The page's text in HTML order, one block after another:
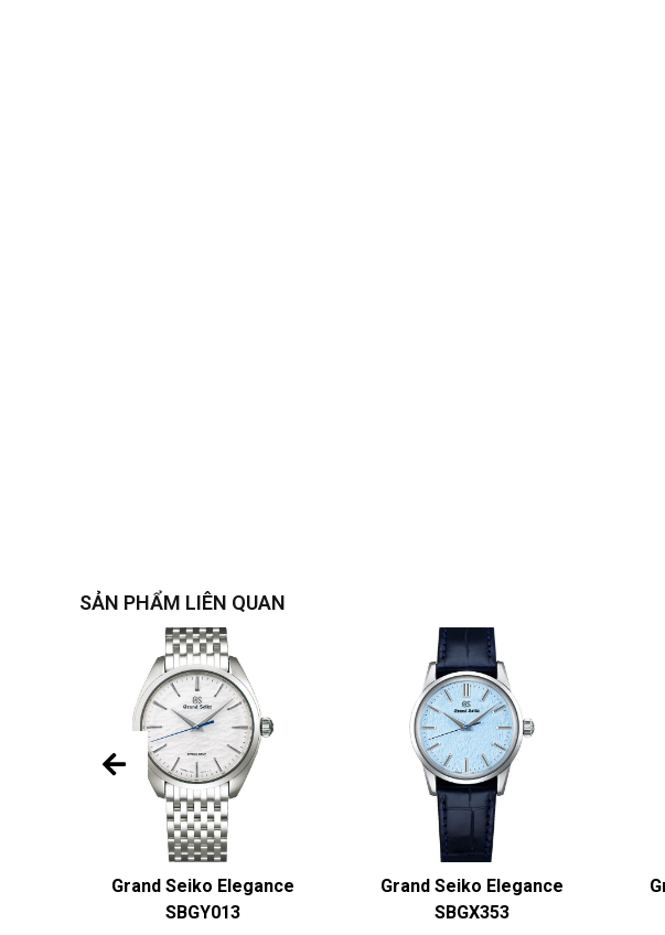
SẢN PHẨM LIÊN QUAN
Grand Seiko Elegance
SBGY013
Grand Seiko Elegance
SBGX353